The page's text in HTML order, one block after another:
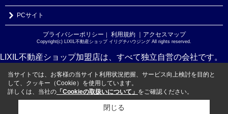
PCサイト
プライバシーポリシー ｜ 利用規約 ｜アクセスマップ
Copyright(c) LIXIL不動産ショップ イリグチハウジング All rights reserved.
LIXIL不動産ショップ加盟店は、すべて独立自営の会社です。
当サイトでは、お客様の当サイト利用状況把握、サービス向上検討を目的と
して、クッキー（Cookie）を使用しています。
詳しくは、当社の 「Cookieの取扱いについて」 をご確認ください。
閉じる